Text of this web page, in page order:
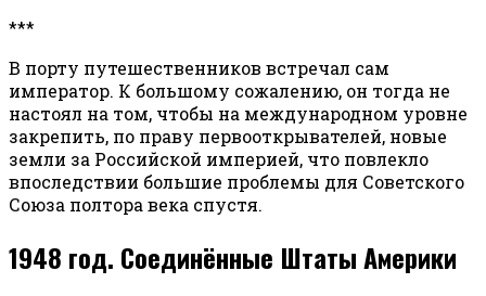
***
В порту путешественников встречал сам
император. К большому сожалению, он тогда не
настоял на том, чтобы на международном уровне
закрепить, по праву первооткрывателей, новые
земли за Российской империей, что повлекло
впоследствии большие проблемы для Советского
Союза полтора века спустя.
1948 год. Соединённые Штаты Америки